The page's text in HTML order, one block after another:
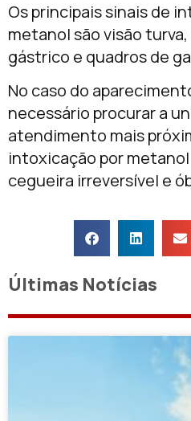
Os principais sinais de
metanol são visão
gástrico e quadros de
No caso do
necessário procurar a
atendimento mais
intoxicação por
cegueira irreversível e
Últimas Notícias